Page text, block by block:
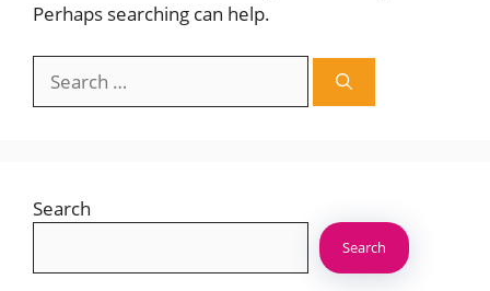
Perhaps searching can help.
for:
Search
Search